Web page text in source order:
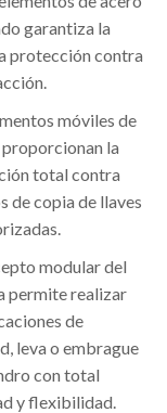
garantiza la
protección contra
móviles de
proporcionan la
total contra
de copia de llaves
modular del
permite realizar
de
leva o embrague
con total
y flexibilidad.